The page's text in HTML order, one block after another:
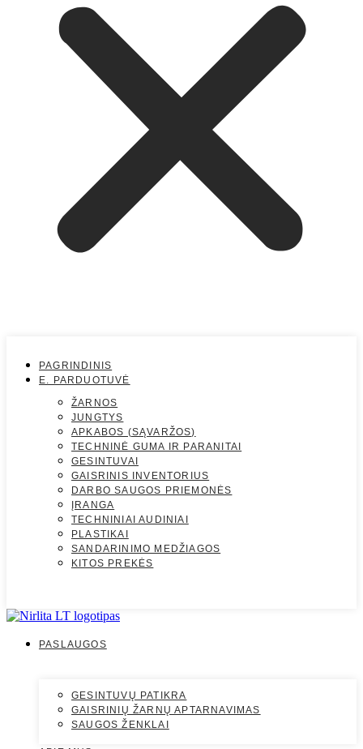
PAGRINDINIS
E. PARDUOTUVĖ
ŽARNOS
JUNGTYS
APKABOS (SĄVARŽOS)
TECHNINĖ GUMA IR PARANITAI
GESINTUVAI
GAISRINIS INVENTORIUS
DARBO SAUGOS PRIEMONĖS
ĮRANGA
TECHNINIAI AUDINIAI
PLASTIKAI
SANDARINIMO MEDŽIAGOS
KITOS PREKĖS
PASLAUGOS
GESINTUVŲ PATIKRA
GAISRINIŲ ŽARNŲ APTARNAVIMAS
SAUGOS ŽENKLAI